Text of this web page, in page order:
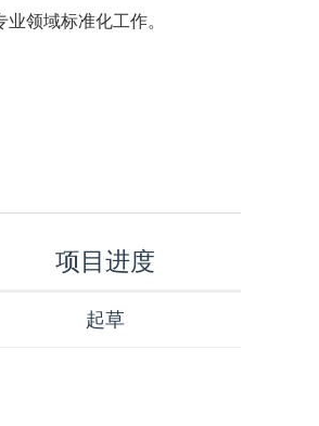
领域标准化工作。
项目进度
起草